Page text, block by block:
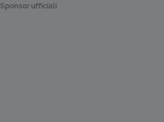
Sponsor ufficiali